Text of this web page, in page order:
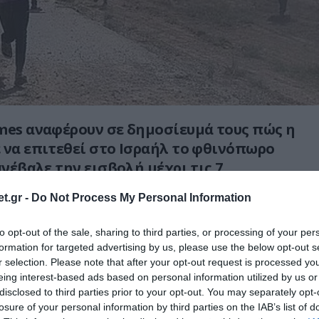
- Do Not Process My Personal Information
opt-out of the sale, sharing to third parties, or processing of your
for targeted advertising by us, please use the below opt-out
selection. Please note that after your opt-out request is processed
interest-based ads based on personal information utilized by us
to third parties prior to your opt-out. You may separately
of your personal information by third parties on the IAB’s list of
αναφέρουν σε δημοσίευμά τους πώς η
επιτεθεί στο Ισραήλ το φθινόπωρο
την εισβολή μέχρι τις 7
συμμετάσχουν στην επίθεση.
τη Χεζμπολάχ, οι ηγέτες της Χαμάς
την«εσωτερική κατάσταση»που
Ισραήλ– η οποία σύμφωνα με το
να αφορούσε την εσωτερική πολιτική